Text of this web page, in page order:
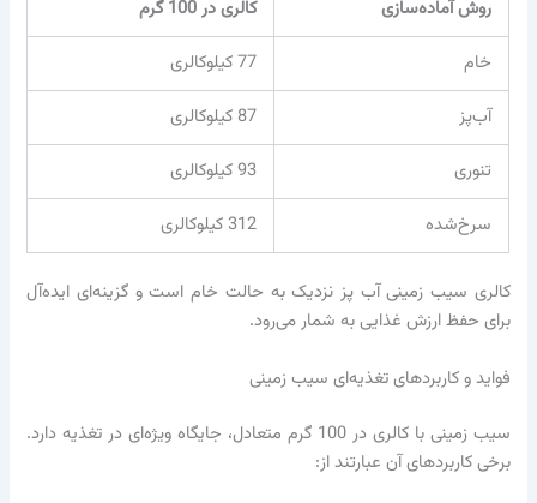
روش آماده‌سازی
کالری در 100 گرم
خام
77 کیلوکالری
آب‌پز
87 کیلوکالری
تنوری
93 کیلوکالری
سرخ‌شده
312 کیلوکالری
کالری سیب زمینی آب پز نزدیک به حالت خام است و گزینه‌ای ایده‌آل
برای حفظ ارزش غذایی به شمار می‌رود.
فواید و کاربردهای تغذیه‌ای سیب زمینی
سیب زمینی با کالری در 100 گرم متعادل، جایگاه ویژه‌ای در تغذیه دارد.
برخی کاربردهای آن عبارتند از: